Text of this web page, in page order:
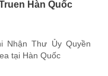
Hàn Quốc
Nhận Thư Ủy Quyền
tại Hàn Quốc